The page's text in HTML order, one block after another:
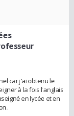
car j'ai obtenu le
à la fois l'anglais
en lycée et en